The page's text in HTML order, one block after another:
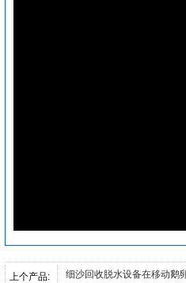
上个产品: 细沙回收脱水设备在移动鹅